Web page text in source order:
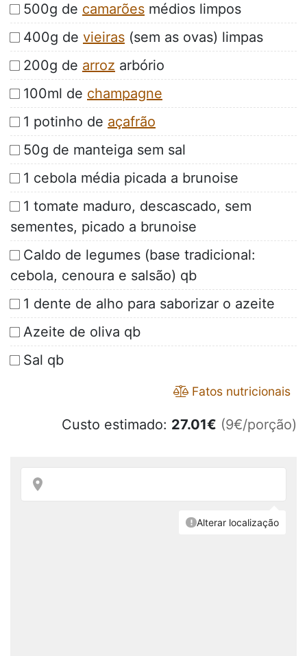
500g de camarões médios limpos
400g de vieiras (sem as ovas) limpas
200g de arroz arbório
100ml de champagne
1 potinho de açafrão
50g de manteiga sem sal
1 cebola média picada a brunoise
1 tomate maduro, descascado, sem
sementes, picado a brunoise
Caldo de legumes (base tradicional:
cebola, cenoura e salsão) qb
1 dente de alho para saborizar o azeite
Azeite de oliva qb
Sal qb
Fatos nutricionais
Custo estimado: 27.01€ (9€/porção)